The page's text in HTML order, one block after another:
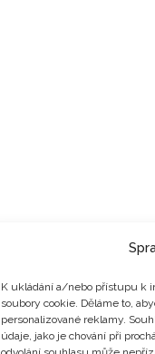
K ukládání a/nebo přístupu k
soubory cookie. Děláme to,
personalizované reklamy.
údaje, jako je chování při